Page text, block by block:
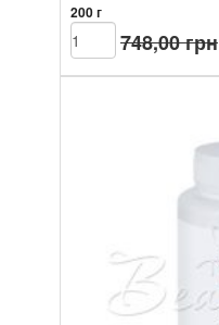
200 г
748,00грн
Beautyhall
ALGO
peel